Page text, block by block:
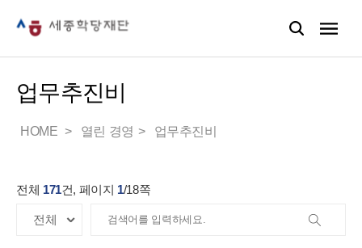
업무추진비
HOME 열린 경영 업무추진비
전체 171건, 페이지 1/18쪽